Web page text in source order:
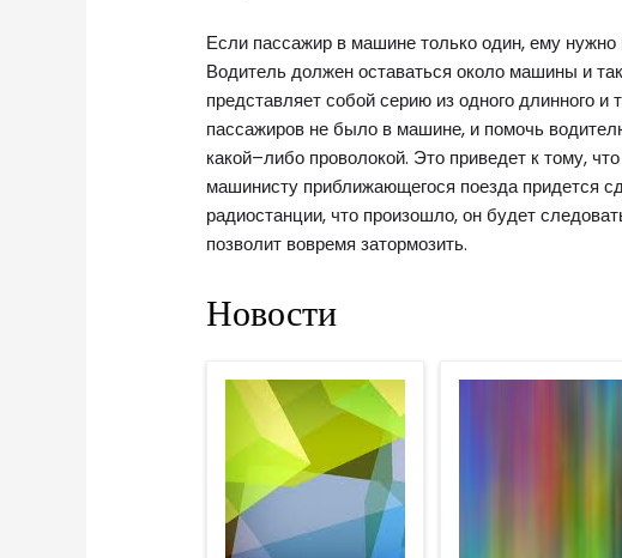
Если пассажир в машине только один, ему нужно
Водитель должен оставаться около машины и
представляет собой серию из одного длинного и
пассажиров не было в машине, и помочь
какой–либо проволокой. Это приведет к тому,
машинисту приближающегося поезда придется
радиостанции, что произошло, он будет
позволит вовремя затормозить.
Новости